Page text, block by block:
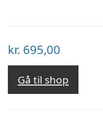
kr. 695,00
Gå til shop